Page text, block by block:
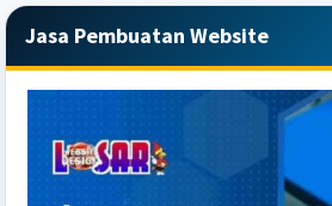
Primary
Sidebar
Jasa Pembuatan Website